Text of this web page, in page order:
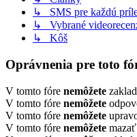
↳ SMS pre každú
↳ Vybrané
↳ Kôš
Oprávnenia pre toto
V tomto fóre nemôžete
V tomto fóre nemôžete
V tomto fóre nemôžete
V tomto fóre nemôžete